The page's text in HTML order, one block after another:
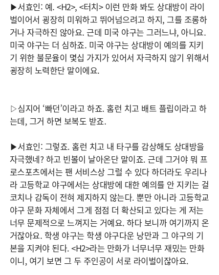
▶서효인: 예. <H2>, <터치> 이런 만화 봐도 상대방이 라이
벌이어서 굉장히 미워하고 뛰어넘으려고 하지, 그를 조롱하
거나 자극하진 않아요. 근데 미국 야구는 그러느냐, 아니요.
미국 야구는 더 심하죠. 미국 야구는 상대방이 예의를 지키
기 위한 불문율이 몇십 가지가 있어서 자극하지 않기 위해서
굉장히 노력한단 말이에요.
▷심지어 ‘빠던’이라고 하죠. 홈런 치고 배트 플립이라고 하
는데, 그거 하면 보복도 받죠.
▶서효인: 그렇죠. 홈런 치고 내 타구를 감상해도 상대방을
자극했네? 하고 빈볼이 날아온단 말이죠. 근데 그거야 뭐 프
로스포츠에서는 팬 서비스상 그럴 수 있다 하더라도 우리나
라 고등학교 야구에서는 상대방에 대한 예의를 안 지키는 걸
코치나 감독이 전혀 제지하지 않는다. 뿐만 아니라 고등학교
야구 문화 자체에서 그게 점점 더 확산되고 있다는 게 저는
너무 문제적으로 느껴지는 거예요. 하다 보니까 여기까지 온
거잖아요. 학생 야구는 학생 야구다운 낭만과 그 야구의 기
본을 지켜야 된다. <H2>라는 만화가 너무너무 재밌는 만화
이니, 여기 보면 그 두 주인공이 서로 라이벌이잖아요.